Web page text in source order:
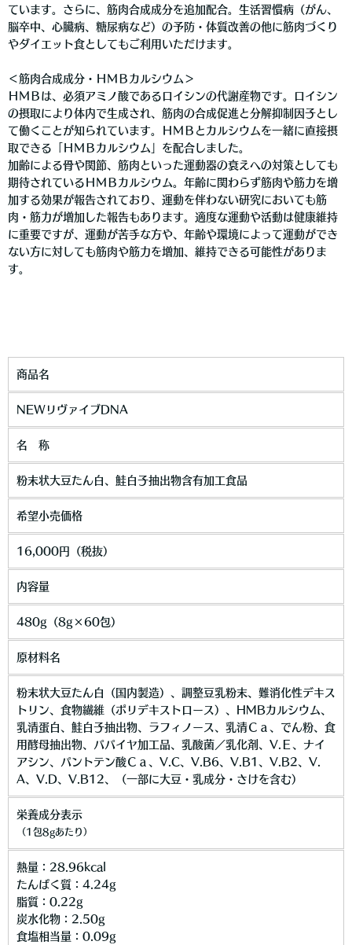
ています。さらに、筋肉合成成分を追加配合。生活習慣病（がん、
脳卒中、心臓病、糖尿病など）の予防・体質改善の他に筋肉づくり
やダイエット食としてもご利用いただけます。
＜筋肉合成成分・ＨＭＢカルシウム＞
ＨＭＢは、必須アミノ酸であるロイシンの代謝産物です。ロイシン
の摂取により体内で生成され、筋肉の合成促進と分解抑制因子とし
て働くことが知られています。ＨＭＢとカルシウムを一緒に直接摂
取できる「ＨＭＢカルシウム」を配合しました。
加齢による骨や関節、筋肉といった運動器の衰えへの対策としても
期待されているＨＭＢカルシウム。年齢に関わらず筋肉や筋力を増
加する効果が報告されており、運動を伴わない研究においても筋
肉・筋力が増加した報告もあります。適度な運動や活動は健康維持
に重要ですが、運動が苦手な方や、年齢や環境によって運動ができ
ない方に対しても筋肉や筋力を増加、維持できる可能性がありま
す。
商品名
NEWリヴァイブDNA
名 称
粉末状大豆たん白、鮭白子抽出物含有加工食品
希望小売価格
16,000円（税抜）
内容量
480g（8g×60包）
原材料名
粉末状大豆たん白（国内製造）、調整豆乳粉末、難消化性デキス
トリン、食物繊維（ポリデキストロース）、HMBカルシウム、
乳清蛋白、鮭白子抽出物、ラフィノース、乳清Ｃａ、でん粉、食
用酵母抽出物、パパイヤ加工品、乳酸菌／乳化剤、V.Ｅ、ナイ
アシン、パントテン酸Ｃａ、V.C、V.B6、V.B1、V.B2、V.
A、V.D、V.B12、（一部に大豆・乳成分・さけを含む）
栄養成分表示
（1包8gあたり）
熱量：28.96kcal
たんぱく質：4.24g
脂質：0.22g
炭水化物：2.50g
食塩相当量：0.09g